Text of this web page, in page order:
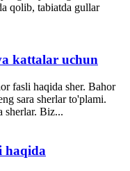
qolib, tabiatda gullar
kattalar uchun
fasli haqida sher. Bahor
sara sherlar to'plami.
sherlar. Biz...
haqida